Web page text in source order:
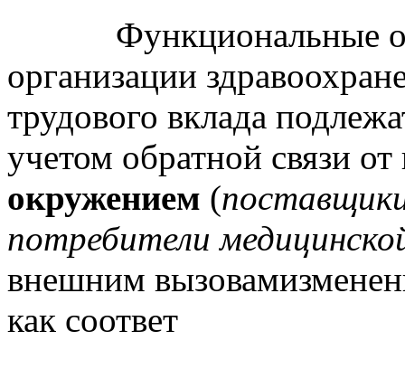
Функциональные
организации
трудового вклада
учетом обратной связи
окружением (
потребители
внешним
как соответ